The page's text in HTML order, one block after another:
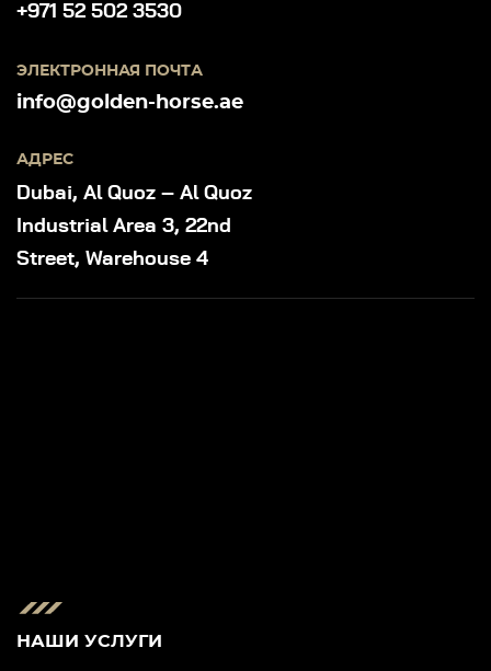
+971 52 502 3530
ЭЛЕКТРОННАЯ ПОЧТА
info@golden-horse.ae
АДРЕС
Dubai, Al Quoz – Al Quoz
Industrial Area 3, 22nd
Street, Warehouse 4
НАШИ УСЛУГИ